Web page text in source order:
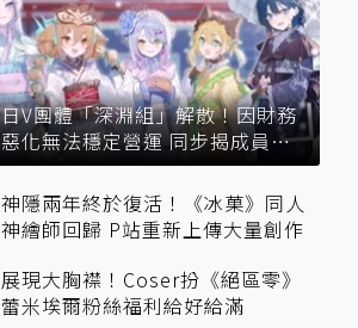
日V團體「深淵組」解散！因財務
惡化無法穩定營運 同步揭成員未
來去向
神隱兩年終於復活！《冰菓》同人
神繪師回歸 P站重新上傳大量創作
展現大胸襟！Coser扮《絕區零》
蕾米埃爾粉絲福利給好給滿